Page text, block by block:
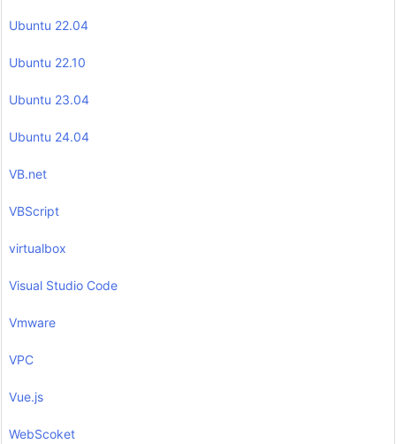
Ubuntu 22.04
Ubuntu 22.10
Ubuntu 23.04
Ubuntu 24.04
VB.net
VBScript
virtualbox
Visual Studio Code
Vmware
VPC
Vue.js
WebScoket